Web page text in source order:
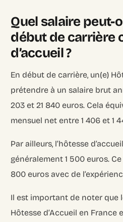
Quel salaire peut-
début de carrière
d’accueil ?
En début de carrière, un(e)
prétendre à un salaire brut
203 et 21 840 euros. Cela
mensuel net entre 1 406 et 1
Par ailleurs, l’hôtesse
généralement 1 500 euros.
800 euros avec de
Il est important de noter que
Hôtesse d’Accueil en France